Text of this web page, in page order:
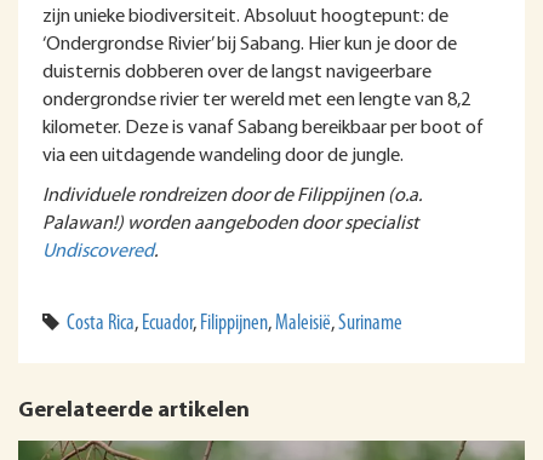
zijn unieke biodiversiteit. Absoluut hoogtepunt: de
‘Ondergrondse Rivier’ bij Sabang. Hier kun je door de
duisternis dobberen over de langst navigeerbare
ondergrondse rivier ter wereld met een lengte van 8,2
kilometer. Deze is vanaf Sabang bereikbaar per boot of
via een uitdagende wandeling door de jungle.
Individuele rondreizen door de Filippijnen (o.a.
Palawan!) worden aangeboden door specialist
Undiscovered.
Costa Rica, Ecuador, Filippijnen,Maleisië,Suriname
Gerelateerde artikelen